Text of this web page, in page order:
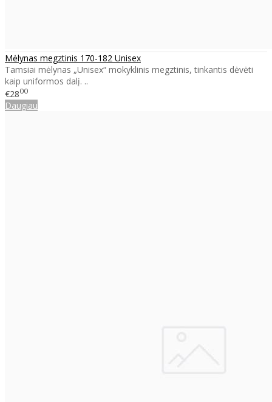
Mėlynas megztinis 170-182 Unisex
Tamsiai mėlynas „Unisex“ mokyklinis megztinis, tinkantis dėvėti
kaip uniformos dalį. ..
€2800
Daugiau